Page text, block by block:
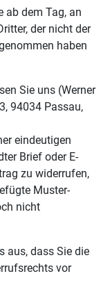
ab dem Tag, an
der nicht der
haben
Sie uns (Werner
94034 Passau,
eindeutigen
Brief oder E-
zu widerrufen,
Muster-
nicht
aus, dass Sie die
vor